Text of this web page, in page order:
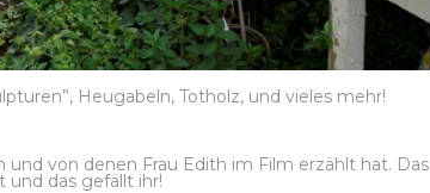
Heugabeln, Totholz, und vieles mehr!
von denen Frau Edith im Film erzählt hat. Das
und das gefällt ihr!